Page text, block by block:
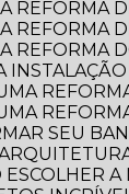
A REFORMA
A REFORMA
A REFORMA
SEU
ESCOLHER